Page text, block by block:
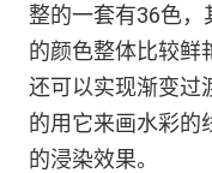
整的一套有36色
的颜色整体比较鲜
还可以实现渐变过
的用它来画水彩的
的浸染效果。